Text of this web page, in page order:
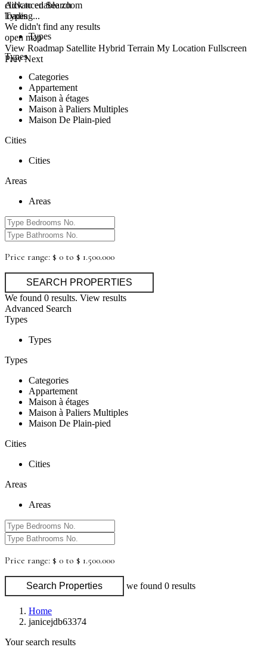
click to enable zoom
loading...
We didn't find any results
open map
View Roadmap Satellite Hybrid Terrain My Location Fullscreen
Prev Next
Advanced Search
Types
Types
Types
Categories
Appartement
Maison à étages
Maison à Paliers Multiples
Maison De Plain-pied
Cities
Cities
Areas
Areas
Price range: $ 0 to $ 1.500.000
We found 0 results. View results
Advanced Search
Types
Types
Types
Categories
Appartement
Maison à étages
Maison à Paliers Multiples
Maison De Plain-pied
Cities
Cities
Areas
Areas
Price range: $ 0 to $ 1.500.000
Search Properties we found 0 results
Home
janicejdb63374
Your search results